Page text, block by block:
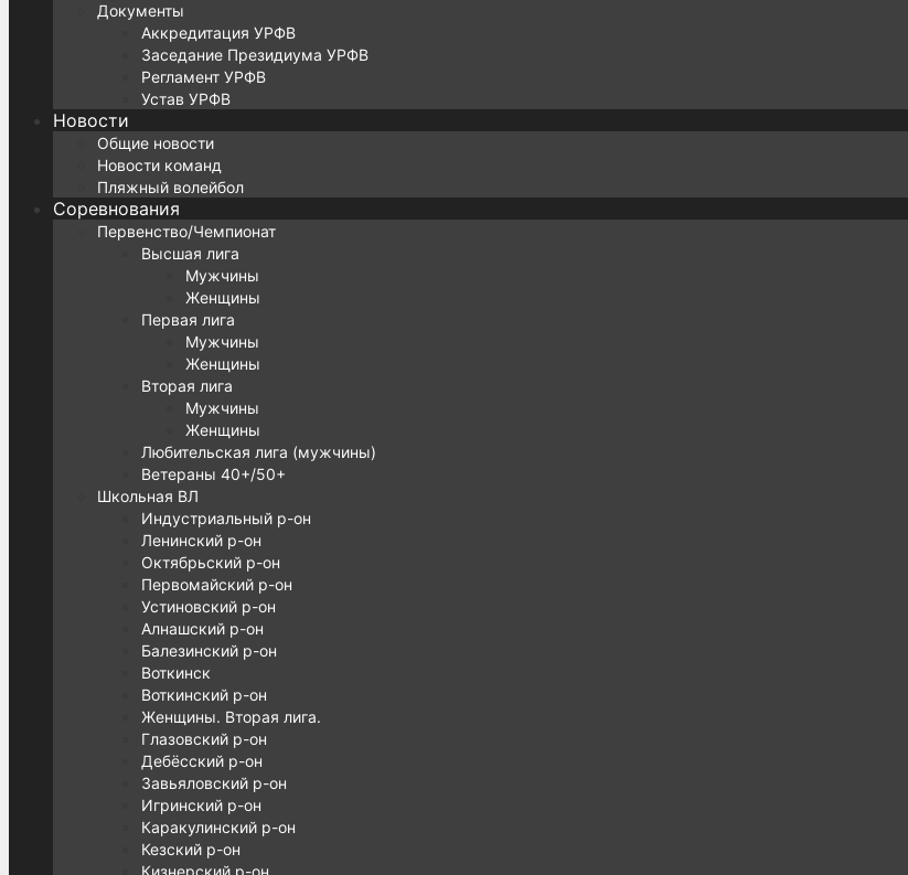
Документы
Аккредитация УРФВ
Заседание Президиума УРФВ
Регламент УРФВ
Устав УРФВ
Новости
Общие новости
Новости команд
Пляжный волейбол
Соревнования
Первенство/Чемпионат
Высшая лига
Мужчины
Женщины
Первая лига
Мужчины
Женщины
Вторая лига
Мужчины
Женщины
Любительская лига (мужчины)
Ветераны 40+/50+
Школьная ВЛ
Индустриальный р-он
Ленинский р-он
Октябрьский р-он
Первомайский р-он
Устиновский р-он
Алнашский р-он
Балезинский р-он
Воткинск
Воткинский р-он
Женщины. Вторая лига.
Глазовский р-он
Дебёсский р-он
Завьяловский р-он
Игринский р-он
Каракулинский р-он
Кезский р-он
Кизнерский р-он